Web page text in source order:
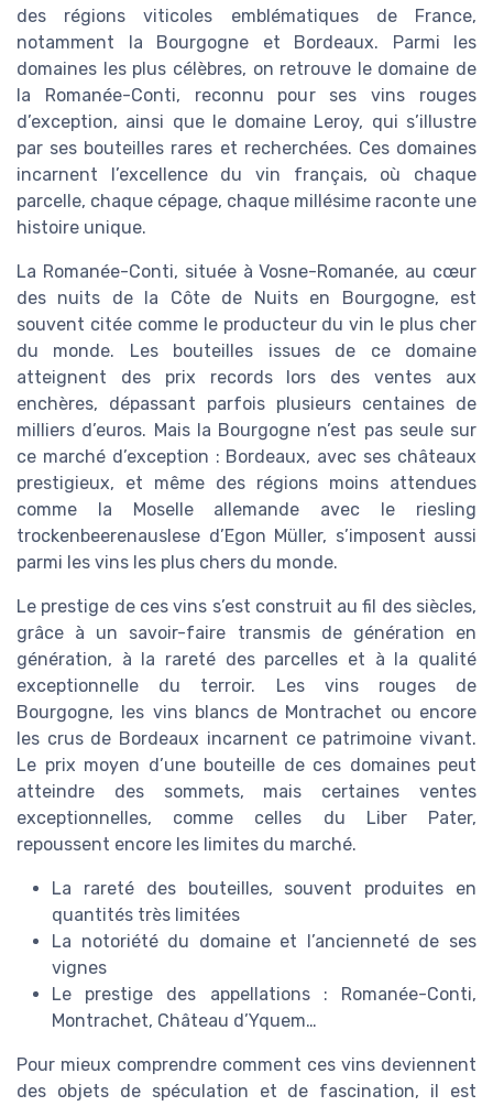
des régions viticoles emblématiques de France,
notamment la Bourgogne et Bordeaux. Parmi les
domaines les plus célèbres, on retrouve le domaine de
la Romanée-Conti, reconnu pour ses vins rouges
d’exception, ainsi que le domaine Leroy, qui s’illustre
par ses bouteilles rares et recherchées. Ces domaines
incarnent l’excellence du vin français, où chaque
parcelle, chaque cépage, chaque millésime raconte une
histoire unique.
La Romanée-Conti, située à Vosne-Romanée, au cœur
des nuits de la Côte de Nuits en Bourgogne, est
souvent citée comme le producteur du vin le plus cher
du monde. Les bouteilles issues de ce domaine
atteignent des prix records lors des ventes aux
enchères, dépassant parfois plusieurs centaines de
milliers d’euros. Mais la Bourgogne n’est pas seule sur
ce marché d’exception : Bordeaux, avec ses châteaux
prestigieux, et même des régions moins attendues
comme la Moselle allemande avec le riesling
trockenbeerenauslese d’Egon Müller, s’imposent aussi
parmi les vins les plus chers du monde.
Le prestige de ces vins s’est construit au fil des siècles,
grâce à un savoir-faire transmis de génération en
génération, à la rareté des parcelles et à la qualité
exceptionnelle du terroir. Les vins rouges de
Bourgogne, les vins blancs de Montrachet ou encore
les crus de Bordeaux incarnent ce patrimoine vivant.
Le prix moyen d’une bouteille de ces domaines peut
atteindre des sommets, mais certaines ventes
exceptionnelles, comme celles du Liber Pater,
repoussent encore les limites du marché.
La rareté des bouteilles, souvent produites en
quantités très limitées
La notoriété du domaine et l’ancienneté de ses
vignes
Le prestige des appellations : Romanée-Conti,
Montrachet, Château d’Yquem…
Pour mieux comprendre comment ces vins deviennent
des objets de spéculation et de fascination, il est